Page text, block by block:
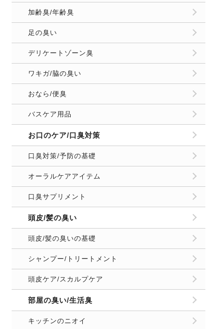
加齢臭/年齢臭
足の臭い
デリケートゾーン臭
ワキガ/脇の臭い
おなら/便臭
バスケア用品
お口のケア/口臭対策
口臭対策/予防の基礎
オーラルケアアイテム
口臭サプリメント
頭皮/髪の臭い
頭皮/髪の臭いの基礎
シャンプー/トリートメント
頭皮ケア/スカルプケア
部屋の臭い/生活臭
キッチンのニオイ